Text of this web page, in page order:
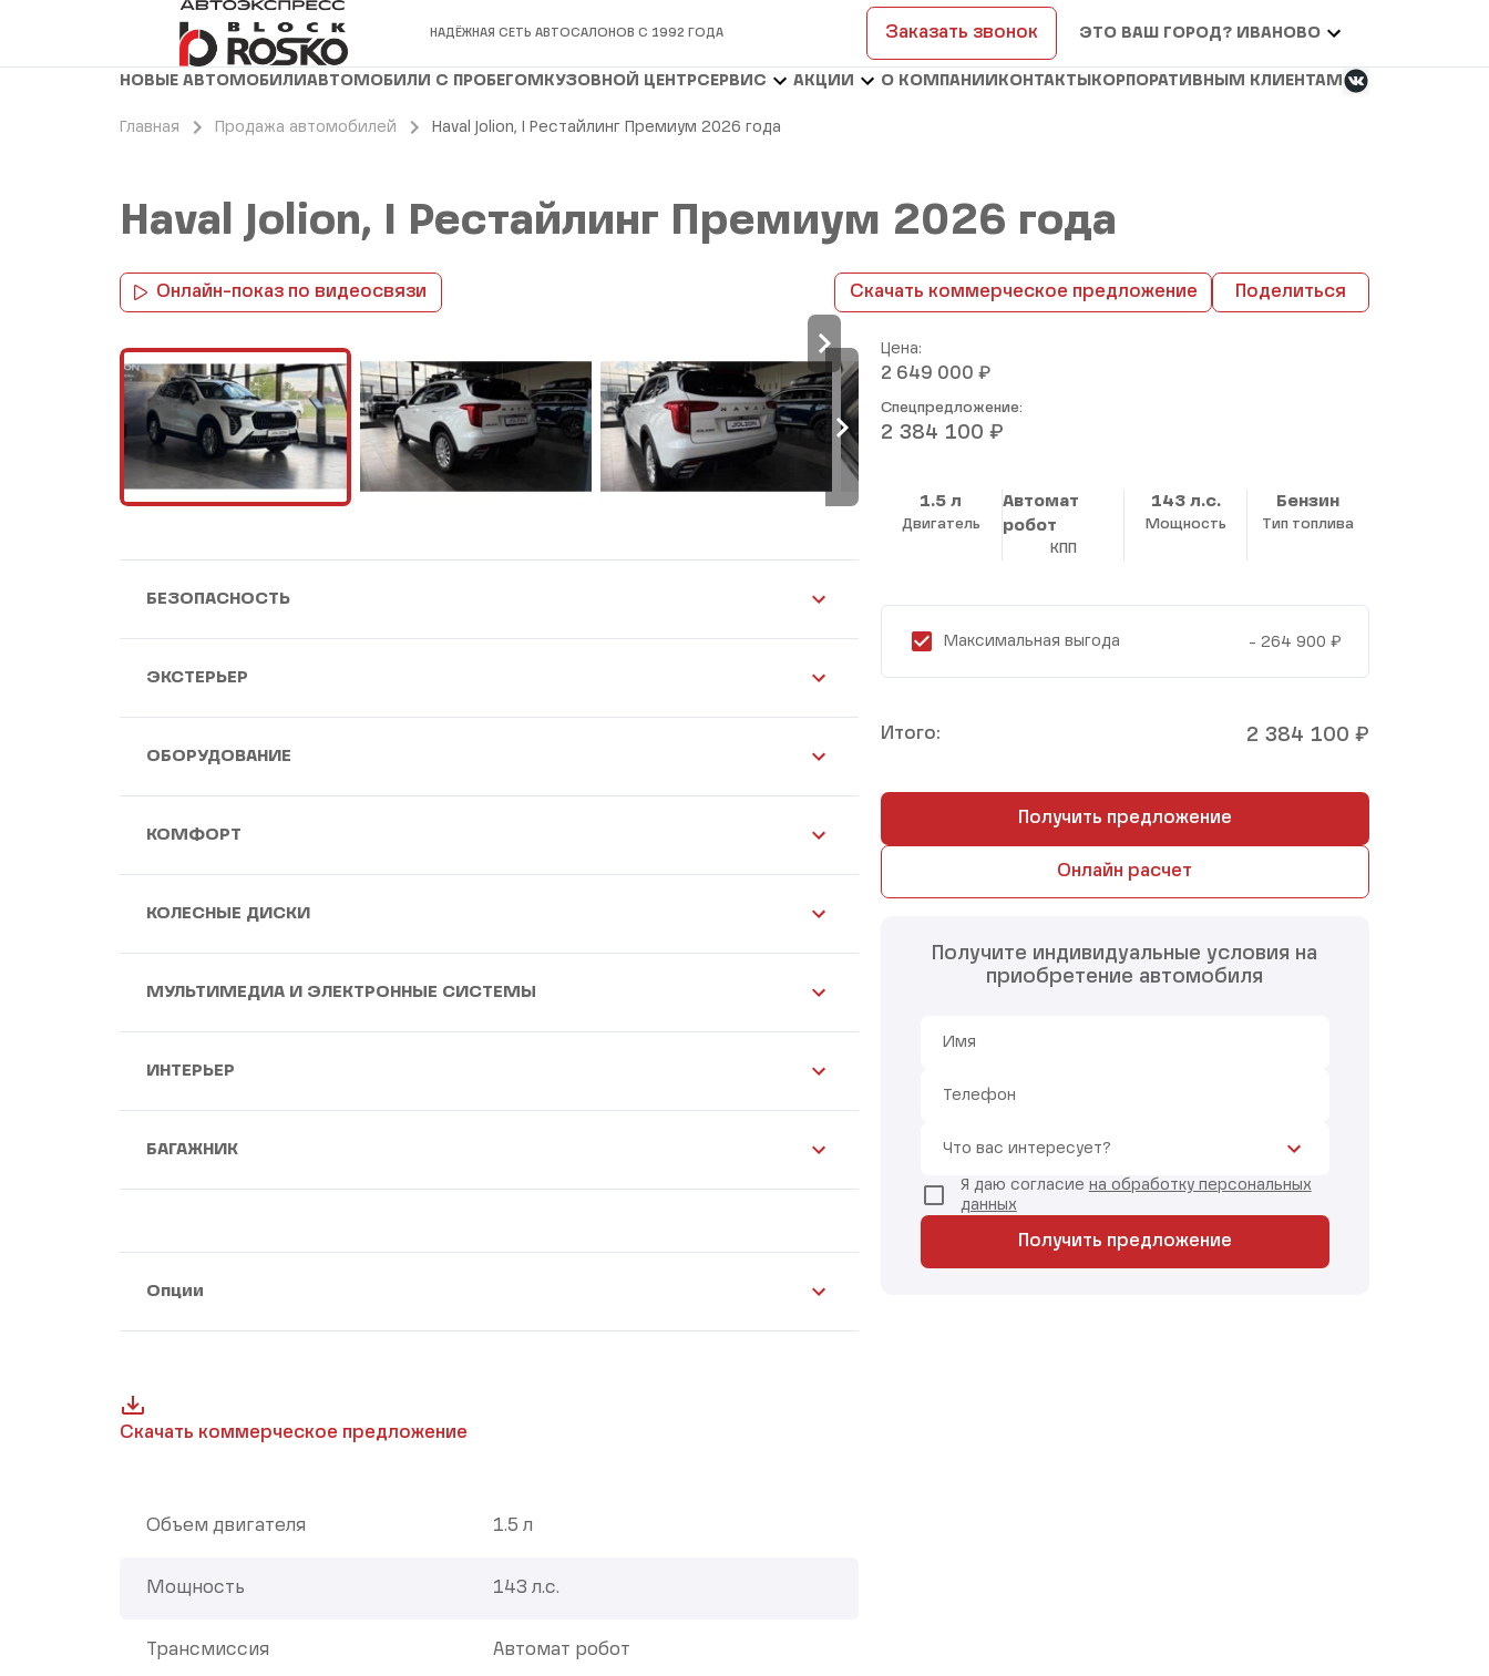
НАДЁЖНАЯ СЕТЬ АВТОСАЛОНОВ С 1992 ГОДА Заказать звонок ЭТО ВАШ ГОРОД? ИВАНОВО
НОВЫЕ АВТОМОБИЛИ АВТОМОБИЛИ С ПРОБЕГОМ КУЗОВНОЙ ЦЕНТРСЕРВИС АКЦИИ О КОМПАНИИ КОНТАКТЫ КОРПОРАТИВНЫМ КЛИЕНТАМ
Главная Продажа автомобилей Haval Jolion, I Рестайлинг Премиум 2026 года
Haval Jolion, I Рестайлинг Премиум 2026 года
Онлайн-показ по видеосвязи Скачать коммерческое предложение Поделиться
БЕЗОПАСНОСТЬ
ЭКСТЕРЬЕР
ОБОРУДОВАНИЕ
КОМФОРТ
КОЛЕСНЫЕ ДИСКИ
МУЛЬТИМЕДИА И ЭЛЕКТРОННЫЕ СИСТЕМЫ
ИНТЕРЬЕР
БАГАЖНИК
Опции
Скачать коммерческое предложение
Объем двигателя 1.5 л
Мощность 143 л.с.
Трансмиссия Автомат робот
Цена:
2 649 000 ₽
Спецпредложение:
2 384 100 ₽
1.5 л
Двигатель
Автомат
робот
КПП
143 л.с.
Мощность
Бензин
Тип топлива
Максимальная выгода - 264 900 ₽
Итого: 2 384 100 ₽
Получить предложение
Онлайн расчет
Получите индивидуальные условия на
приобретение автомобиля
Имя
Телефон
Что вас интересует?
Я даю согласие на обработку персональных
данных
Получить предложение